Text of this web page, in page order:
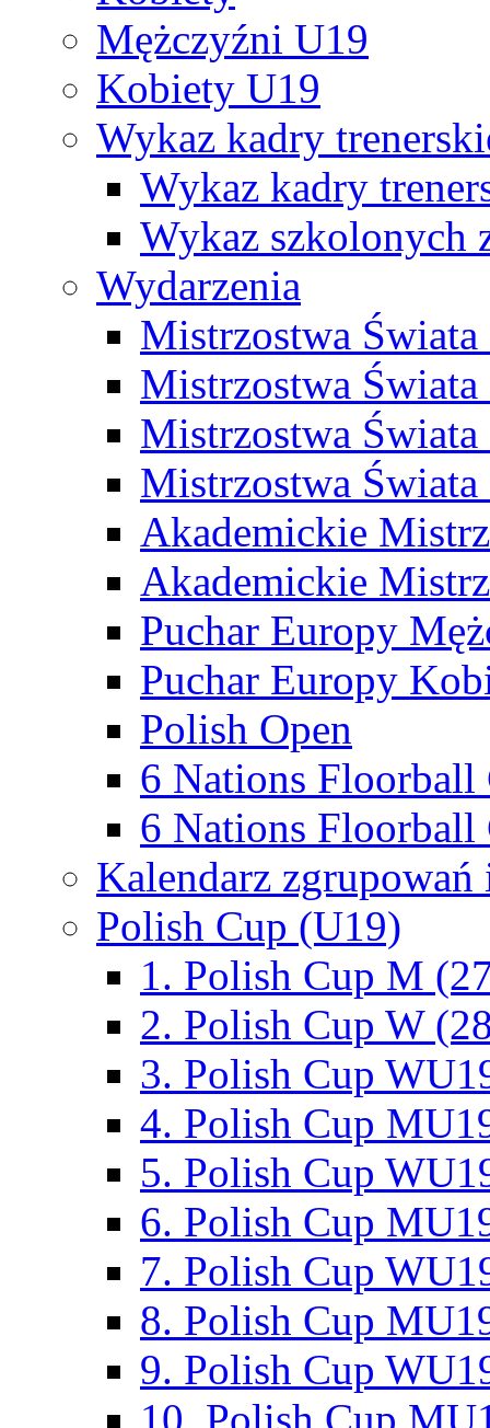
Mężczyźni U19
Kobiety U19
Wykaz kadry
Wykaz kadry
Wykaz szkolonych
Wydarzenia
Mistrzostwa
Mistrzostwa
Mistrzostwa
Mistrzostwa
Akademickie
Akademickie
Puchar Europy
Puchar Europy
Polish Open
6 Nations Floorball
6 Nations Floorball
Kalendarz
Polish Cup (U19)
1. Polish Cup M
2. Polish Cup W
3. Polish Cup
4. Polish Cup
5. Polish Cup
6. Polish Cup
7. Polish Cup
8. Polish Cup
9. Polish Cup
10. Polish Cup